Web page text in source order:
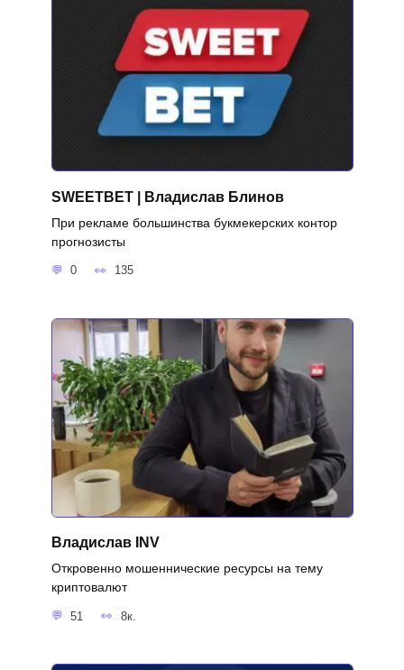
SWEETBET | Владислав Блинов
При рекламе большинства букмекерских контор
прогнозисты
0 135
Владислав INV
Откровенно мошеннические ресурсы на тему
криптовалют
51 8к.